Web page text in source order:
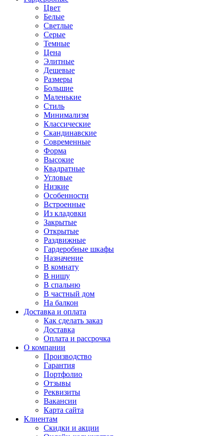
Цвет
Белые
Светлые
Серые
Темные
Цена
Элитные
Дешевые
Размеры
Большие
Маленькие
Стиль
Минимализм
Классические
Скандинавские
Современные
Форма
Высокие
Квадратные
Угловые
Низкие
Особенности
Встроенные
Из кладовки
Закрытые
Открытые
Раздвижные
Гардеробные шкафы
Назначение
В комнату
В нишу
В спальню
В частный дом
На балкон
Доставка и оплата
Как сделать заказ
Доставка
Оплата и рассрочка
О компании
Производство
Гарантия
Портфолио
Отзывы
Реквизиты
Вакансии
Карта сайта
Клиентам
Скидки и акции